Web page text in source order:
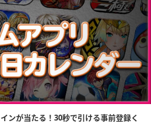
ンが当たる！30秒で引ける事前登録く